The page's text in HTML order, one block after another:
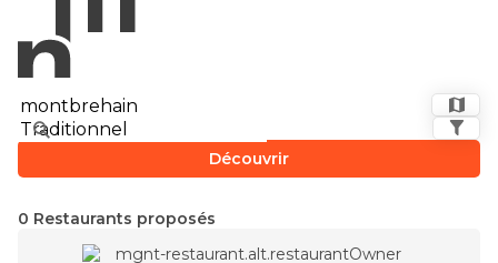
Découvrir
0 Restaurants proposés